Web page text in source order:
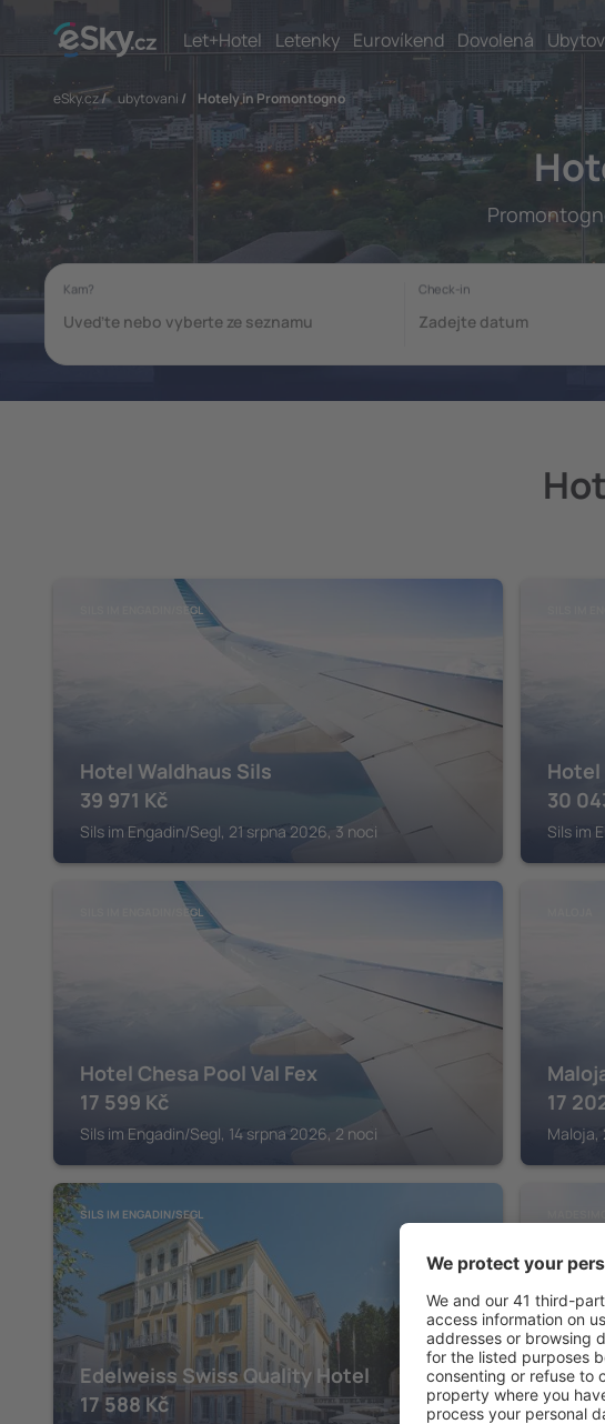
Let+Hotel Letenky Eurovíkend Dovolená
eSky.cz/ ubytovani / Hotely in Promontogno
SILS IM ENGADIN/SEGL
Hotel Waldhaus Sils
39 971 Kč
Sils im Engadin/Segl, 21 srpna 2026, 3 noci
SILS IM
Hotel
30
Sils im
SILS IM ENGADIN/SEGL
Hotel Chesa Pool Val Fex
17 599 Kč
Sils im Engadin/Segl, 14 srpna 2026, 2 noci
17
Maloja,
SILS IM ENGADIN/SEGL
Edelweiss Swiss Quality Hotel
17 588 Kč La